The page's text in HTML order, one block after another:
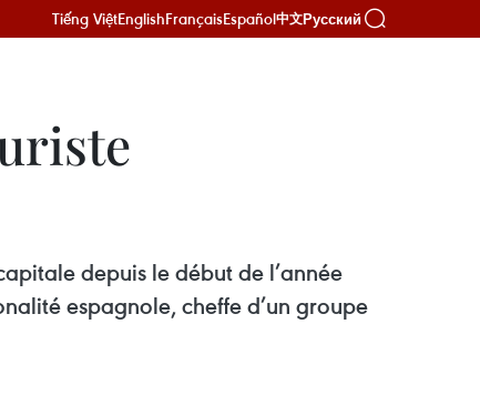
Tiếng ViệtEnglishFrançaisEspañol中文Русский
depuis le début de l’année
espagnole, cheffe d’un groupe